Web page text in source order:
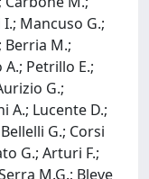
Mancuso G.;
Berria M.;
Petrillo E.;
G.;
A.; Lucente D.;
G.; Corsi
G.; Arturi F.;
M.G.; Bleve